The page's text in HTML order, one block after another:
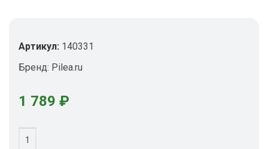
Артикул: 140331
Бренд: Pilea.ru
1 789 ₽